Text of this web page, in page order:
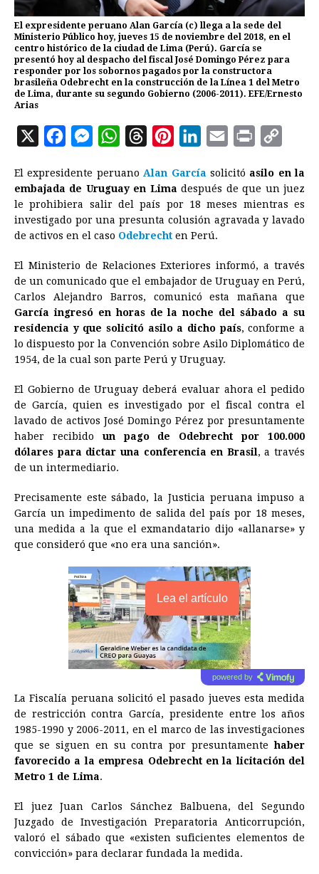
El expresidente peruano Alan García (c) llega a la sede del
Ministerio Público hoy, jueves 15 de noviembre del 2018, en el
centro histórico de la ciudad de Lima (Perú). García se
presentó hoy al despacho del fiscal José Domingo Pérez para
responder por los sobornos pagados por la constructora
brasileña Odebrecht en la construcción de la Línea 1 del Metro
de Lima, durante su segundo Gobierno (2006-2011). EFE/Ernesto
Arias
X
c
e
b
o
o
k
M
s
s
e
n
g
e
W
a
t
s
A
p
p
r
e
a
d
s
n
t
e
r
e
s
n
k
e
d
I
n
a
i
l
i
n
t
p
y
L
n
k
El expresidente peruanoAlan García solicitó asilo en la
embajada de Uruguay en Lima después de que un juez
le prohibiera salir del país por 18 meses mientras es
investigado por una presunta colusión agravada y lavado
de activos en el caso Odebrecht en Perú.
El Ministerio de Relaciones Exteriores informó, a través
de un comunicado que el embajador de Uruguay en Perú,
Carlos Alejandro Barros, comunicó esta mañana que
García ingresó en horas de la noche del sábado a su
residencia y que solicitó asilo a dicho país, conforme a
lo dispuesto por la Convención sobre Asilo Diplomático de
1954, de la cual son parte Perú y Uruguay.
El Gobierno de Uruguay deberá evaluar ahora el pedido
de García, quien es investigado por el fiscal contra el
lavado de activos José Domingo Pérez por presuntamente
haber recibido un pago de Odebrecht por 100.000
dólares para dictar una conferencia en Brasil, a través
de un intermediario.
Precisamente este sábado, la Justicia peruana impuso a
García un impedimento de salida del país por 18 meses,
una medida a la que el exmandatario dijo «allanarse» y
que consideró que «no era una sanción».
Lea el artículo
powered by
La Fiscalía peruana solicitó el pasado jueves esta medida
de restricción contra García, presidente entre los años
1985-1990 y 2006-2011, en el marco de las investigaciones
que se siguen en su contra por presuntamentehaber
favorecido a la empresa Odebrecht en la licitación del
Metro 1 de Lima.
El juez Juan Carlos Sánchez Balbuena, del Segundo
Juzgado de Investigación Preparatoria Anticorrupción,
valoró el sábado que «existen suficientes elementos de
convicción» para declarar fundada la medida.